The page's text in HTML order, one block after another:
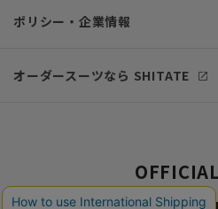
ポリシー・企業情報
オーダースーツなら SHITATE